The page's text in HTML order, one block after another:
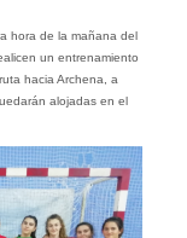
hora de la mañana del
un entrenamiento
hacia Archena, a
alojadas en el